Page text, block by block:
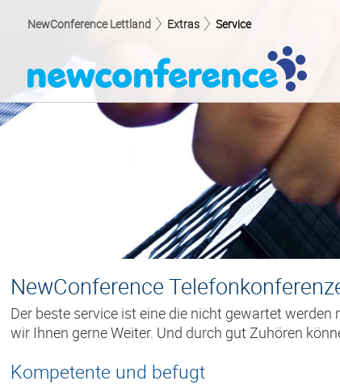
NewConference
Der beste service ist eine die nicht gewartet
wir Ihnen gerne Weiter. Und durch gut Zuhören
Kompetente und befugt
NewConference Lettland Extras Service